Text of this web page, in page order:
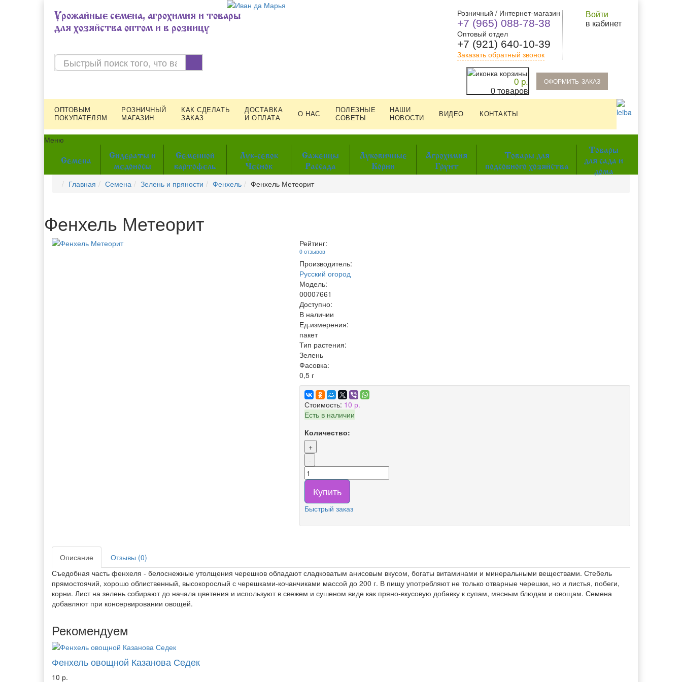
Урожайные семена, агрохимия и товары
для хозяйства оптом и в розницу
Розничный / Интернет-магазин
+7 (965) 088-78-38
Оптовый отдел
+7 (921) 640-10-39
Заказать обратный звонок
Войти
в кабинет
0 р.
0 товаров
oформить заказ
ОПТОВЫМ
ПОКУПАТЕЛЯМ
РОЗНИЧНЫЙ
МАГАЗИН
КАК СДЕЛАТЬ
ЗАКАЗ
ДОСТАВКА
И ОПЛАТА
О НАС
ПОЛЕЗНЫЕ
СОВЕТЫ
НАШИ
НОВОСТИ
ВИДЕО КОНТАКТЫ
Меню
Семена
Сидераты и
медоносы
Семенной
картофель
Лук-севок
Чеснок
Саженцы
Рассада
Луковичные
Корни
Агрохимия
Грунт
Товары для
подсобного хозяйства
Товары
для сада и
дома
Главная Семена Зелень и пряности Фенхель Фенхель Метеорит
Фенхель Метеорит
Рейтинг:
0 отзывов
Производитель:
Русский огород
Модель:
00007661
Доступно:
В наличии
Ед.измерения:
пакет
Тип растения:
Зелень
Фасовка:
0,5 г
Стоимость: 10 р.
Есть в наличии
Количество:
+
-
Купить
Быстрый заказ
Описание
Отзывы (0)
Съедобная часть фенхеля - белоснежные утолщения черешков обладают сладковатым анисовым вкусом, богаты витаминами и минеральными веществами. Стебель
прямостоячий, хорошо облиственный, высокорослый с черешками-кочанчиками массой до 200 г. В пищу употребляют не только отварные черешки, но и листья, побеги,
корни. Лист на зелень собирают до начала цветения и используют в свежем и сушеном виде как пряно-вкусовую добавку к супам, мясным блюдам и овощам. Семена
добавляют при консервировании овощей.
Рекомендуем
Фенхель овощной Казанова Седек
10 р.